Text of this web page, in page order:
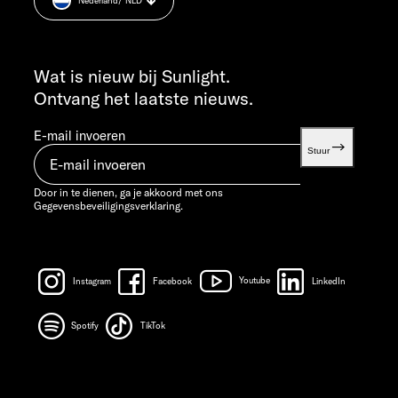
VR 7:30 - 12:00 UUR
info@sunlight.de
Informatie over het gewicht.
Wat is nieuw bij Sunlight.
Ontvang het laatste nieuws.
E-mail invoeren
Stuur
Door in te dienen, ga je akkoord met ons
Gegevensbeveiligingsverklaring.
Instagram Facebook Youtube LinkedIn
Spotify TikTok